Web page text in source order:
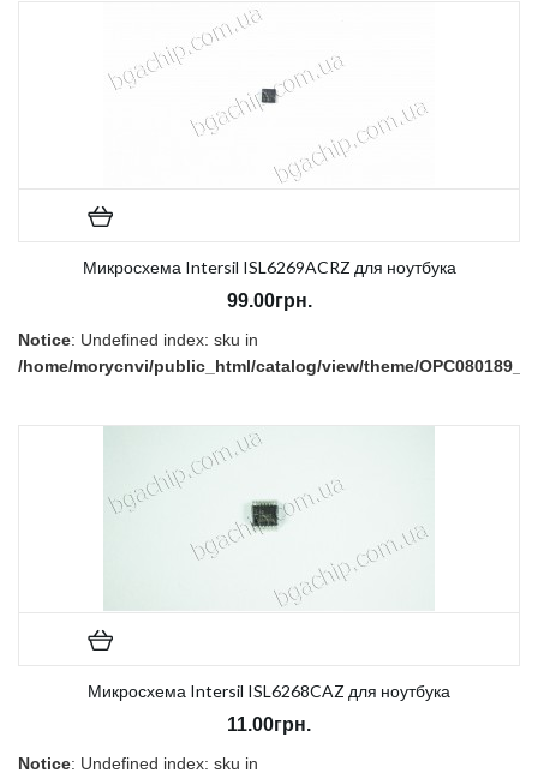
Микросхема Intersil ISL6269ACRZ для ноутбука
99.00грн.
Notice: Undefined index: sku in
/home/morycnvi/public_html/catalog/view/theme/
Микросхема Intersil ISL6268CAZ для ноутбука
11.00грн.
Notice: Undefined index: sku in